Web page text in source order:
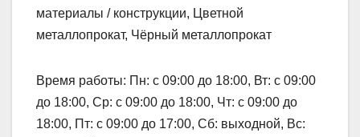
материалы / конструкции, Цветной
металлопрокат, Чёрный металлопрокат
Время работы: Пн: с 09:00 до 18:00, Вт: с 09:00
до 18:00, Ср: с 09:00 до 18:00, Чт: с 09:00 до
18:00, Пт: с 09:00 до 17:00, Сб: выходной, Вс: